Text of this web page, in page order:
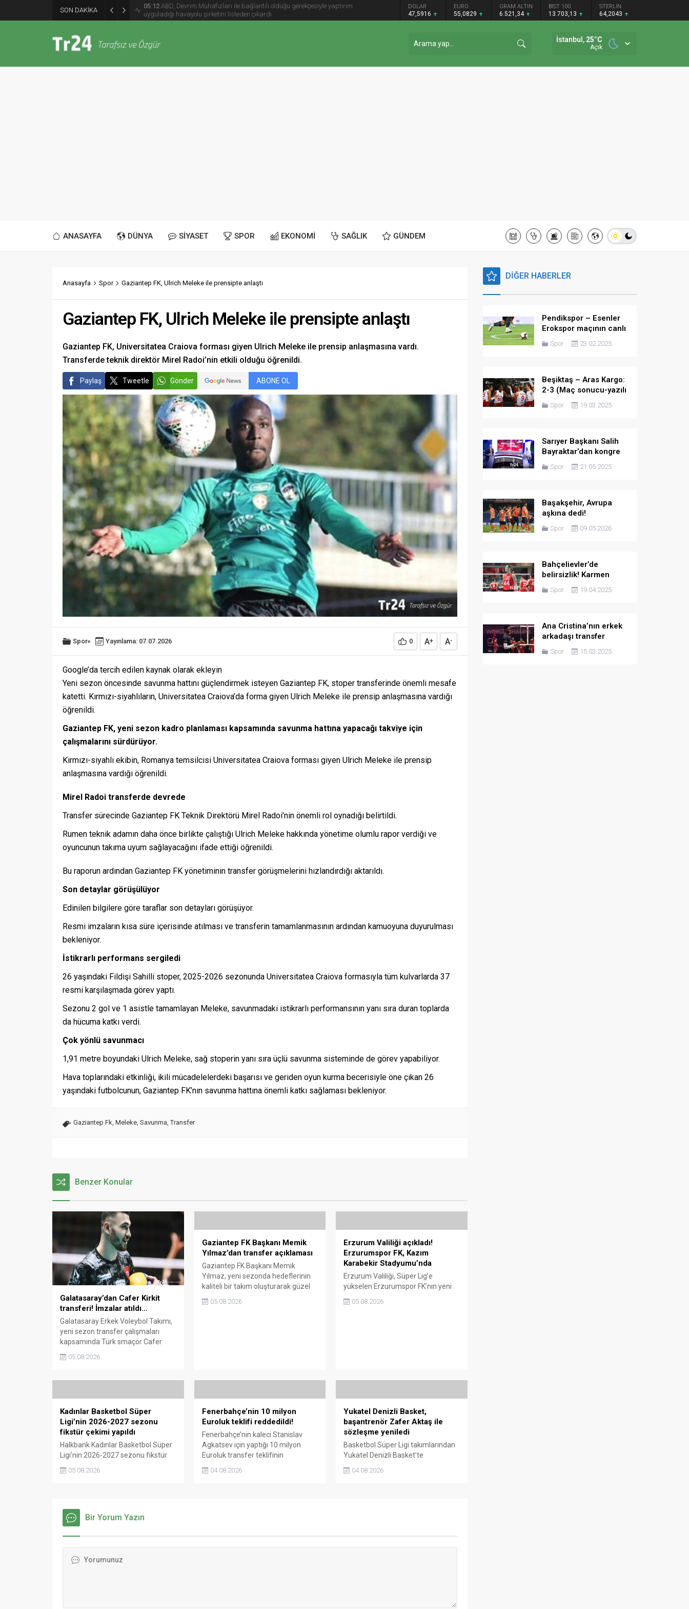
SON DAKİKA
05:12 ABD, Devrim Muhafızları ile bağlantılı olduğu gerekçesiyle yaptırım
uyguladığı havayolu şirketini listeden çıkardı
DOLAR
47,5916
EURO
55,0829
GRAM ALTIN
6.521,34
BIST 100
13.703,13
STERLİN
64,2043
İstanbul, 25°C
Açık
ANASAYFA DÜNYA SİYASET SPOR EKONOMİ SAĞLIK GÜNDEM
Anasayfa Spor Gaziantep FK, Ulrich Meleke ile prensipte anlaştı
Gaziantep FK, Ulrich Meleke ile prensipte anlaştı
Gaziantep FK, Universitatea Craiova forması giyen Ulrich Meleke ile prensip anlaşmasına vardı.
Transferde teknik direktör Mirel Radoi’nin etkili olduğu öğrenildi.
Paylaş Tweetle Gönder ABONE OL
Spor Yayınlama: 07.07.2026 0 A+ A-
Google’da tercih edilen kaynak olarak ekleyin
Yeni sezon öncesinde savunma hattını güçlendirmek isteyen Gaziantep FK, stoper transferinde önemli mesafe
katetti. Kırmızı-siyahlıların, Universitatea Craiova’da forma giyen Ulrich Meleke ile prensip anlaşmasına vardığı
öğrenildi.
Gaziantep FK, yeni sezon kadro planlaması kapsamında savunma hattına yapacağı takviye için
çalışmalarını sürdürüyor.
Kırmızı-siyahlı ekibin, Romanya temsilcisi Universitatea Craiova forması giyen Ulrich Meleke ile prensip
anlaşmasına vardığı öğrenildi.
Mirel Radoi transferde devrede
Transfer sürecinde Gaziantep FK Teknik Direktörü Mirel Radoi’nin önemli rol oynadığı belirtildi.
Rumen teknik adamın daha önce birlikte çalıştığı Ulrich Meleke hakkında yönetime olumlu rapor verdiği ve
oyuncunun takıma uyum sağlayacağını ifade ettiği öğrenildi.
Bu raporun ardından Gaziantep FK yönetiminin transfer görüşmelerini hızlandırdığı aktarıldı.
Son detaylar görüşülüyor
Edinilen bilgilere göre taraflar son detayları görüşüyor.
Resmi imzaların kısa süre içerisinde atılması ve transferin tamamlanmasının ardından kamuoyuna duyurulması
bekleniyor.
İstikrarlı performans sergiledi
26 yaşındaki Fildişi Sahilli stoper, 2025-2026 sezonunda Universitatea Craiova formasıyla tüm kulvarlarda 37
resmi karşılaşmada görev yaptı.
Sezonu 2 gol ve 1 asistle tamamlayan Meleke, savunmadaki istikrarlı performansının yanı sıra duran toplarda
da hücuma katkı verdi.
Çok yönlü savunmacı
1,91 metre boyundaki Ulrich Meleke, sağ stoperin yanı sıra üçlü savunma sisteminde de görev yapabiliyor.
Hava toplarındaki etkinliği, ikili mücadelelerdeki başarısı ve geriden oyun kurma becerisiyle öne çıkan 26
yaşındaki futbolcunun, Gaziantep FK’nın savunma hattına önemli katkı sağlaması bekleniyor.
Gaziantep Fk, Meleke, Savunma,Transfer
Benzer Konular
Galatasaray’dan Cafer Kirkit
transferi! İmzalar atıldı…
Galatasaray Erkek Voleybol Takımı,
yeni sezon transfer çalışmaları
kapsamında Türk smaçör Cafer
Kirkit ile 1 yıllık sözleşme imzaladı.
05.08.2026
Gaziantep FK Başkanı Memik
Yılmaz’dan transfer açıklaması
Gaziantep FK Başkanı Memik
Yılmaz, yeni sezonda hedeflerinin
kaliteli bir takım oluşturarak güzel
Transfer çalışmalarının da devam
05.08.2026
Erzurum Valiliği açıkladı!
Erzurumspor FK, Kazım
Karabekir Stadyumu’nda
Erzurum Valiliği, Süper Lig’e
yükselen Erzurumspor FK’nın yeni
Stadyumu’nda tam kapasiteyle
05.08.2026
Kadınlar Basketbol Süper
Ligi’nin 2026-2027 sezonu
fikstür çekimi yapıldı
Halkbank Kadınlar Basketbol Süper
Ligi’nin 2026-2027 sezonu fikstür
çekimi gerçekleştirildi.
05.08.2026
Fenerbahçe’nin 10 milyon
Euroluk teklifi reddedildi!
Fenerbahçe’nin kaleci Stanislav
Agkatsev için yaptığı 10 milyon
Euroluk transfer teklifinin
Krasnodar tarafından reddedildiği
iddia edildi.
04.08.2026
Yukatel Denizli Basket,
başantrenör Zafer Aktaş ile
sözleşme yeniledi
Basketbol Süper Ligi takımlarından
Yukatel Denizli Basket’te
başantrenör Zafer Aktaş ile
sözleşme yeniledi.
04.08.2026
Bir Yorum Yazın
DİĞER HABERLER
Pendikspor – Esenler
Erokspor maçının canlı
yayın bilgisi ve maç linki
Spor 23.02.2025
Beşiktaş – Aras Kargo:
2-3 (Maç sonucu-yazılı
Spor 19.03.2025
Sarıyer Başkanı Salih
Bayraktar’dan kongre
kararı! Göreve devam
etmeyecek
Spor 21.05.2025
Başakşehir, Avrupa
aşkına dedi!
Samsunspor’a 3 attı
Spor 09.05.2026
Bahçelievler’de
belirsizlik! Karmen
Aksoy’un gelecek
sezonki adresi değişti
Spor 19.04.2025
Ana Cristina’nın erkek
arkadaşı transfer
rotasını Türkiye olarak
belirledi!
Spor 15.03.2025